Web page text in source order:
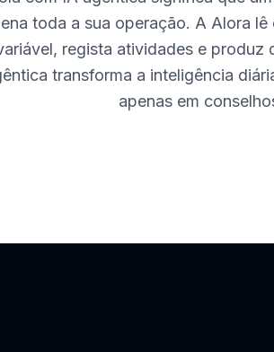
toda a sua operação. A Alora lê
regista atividades e
transforma a inteligência
apenas em